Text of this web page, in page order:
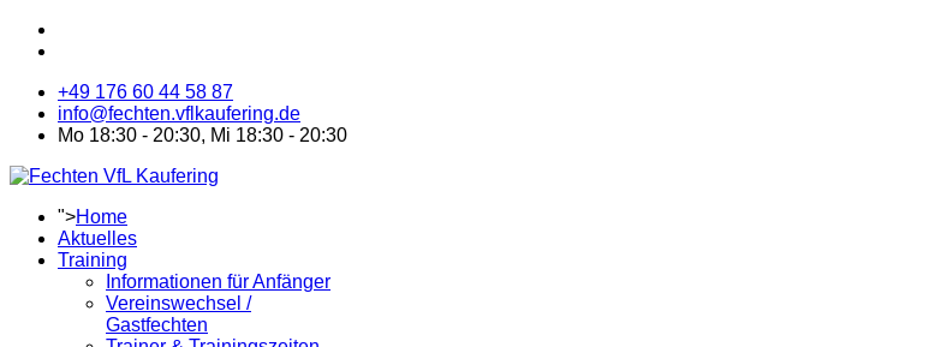
+49 176 60 44 58 87
info@fechten.vflkaufering.de
Mo 18:30 - 20:30, Mi 18:30 - 20:30
">Home
Aktuelles
Training
Informationen für Anfänger
Vereinswechsel /
Gastfechten